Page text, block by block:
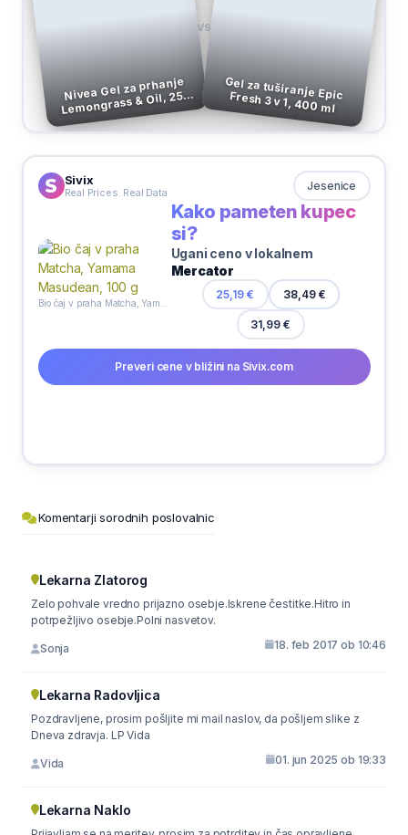
Nivea Gel za prhanje
Lemongrass & Oil, 250
ml
VS
Gel za tuširanje Epic Fresh 3 v 1, 400 ml
Sivix
Real Prices. Real Data Jesenice
Kako pameten kupec
si?
Ugani ceno v lokalnem
Mercator
25,19 € 38,49 €
31,99 €
Preveri cene v bližini na Sivix.com
Komentarji sorodnih poslovalnic
Lekarna Zlatorog
Zelo pohvale vredno prijazno osebje.Iskrene čestitke.Hitro in
potrpežljivo osebje.Polni nasvetov.
Sonja 18. feb 2017 ob 10:46
Lekarna Radovljica
Pozdravljene, prosim pošljite mi mail naslov, da pošljem slike z
Dneva zdravja. LP Vida
Vida 01. jun 2025 ob 19:33
Lekarna Naklo